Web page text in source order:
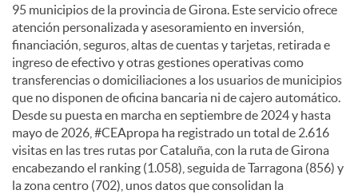
95 municipios de la provincia de Girona. Este servicio ofrece
atención personalizada y asesoramiento en inversión,
financiación, seguros, altas de cuentas y tarjetas, retirada e
ingreso de efectivo y otras gestiones operativas como
transferencias o domiciliaciones a los usuarios de municipios
que no disponen de oficina bancaria ni de cajero automático.
Desde su puesta en marcha en septiembre de 2024 y hasta
mayo de 2026, #CEApropa ha registrado un total de 2.616
visitas en las tres rutas por Cataluña, con la ruta de Girona
encabezando el ranking (1.058), seguida de Tarragona (856) y
la zona centro (702), unos datos que consolidan la